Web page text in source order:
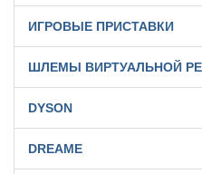
ИГРОВЫЕ ПРИСТАВКИ
ШЛЕМЫ ВИРТУАЛЬНОЙ
DYSON
DREAME